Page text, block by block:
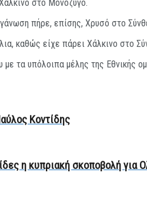
στο Μονόζυγο.
πήρε, επίσης, Χρυσό στο
καθώς είχε πάρει Χάλκινο στο
τα υπόλοιπα μέλης της Εθνικής
Κοντίδης
η κυπριακή σκοποβολή για